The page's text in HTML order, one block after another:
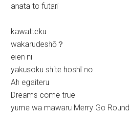
anata to futari
kawatteku
wakarudeshō？
eien ni
yakusoku shite hoshī no
Ah egaiteru
Dreams come true
yume wa mawaru Merry Go Round